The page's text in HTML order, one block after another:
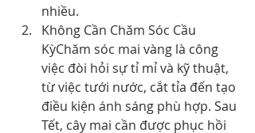
nhiều.
Không Cần Chăm Sóc Cầu
KỳChăm sóc mai vàng là công
việc đòi hỏi sự tỉ mỉ và kỹ thuật,
từ việc tưới nước, cắt tỉa đến tạo
điều kiện ánh sáng phù hợp. Sau
Tết, cây mai cần được phục hồi